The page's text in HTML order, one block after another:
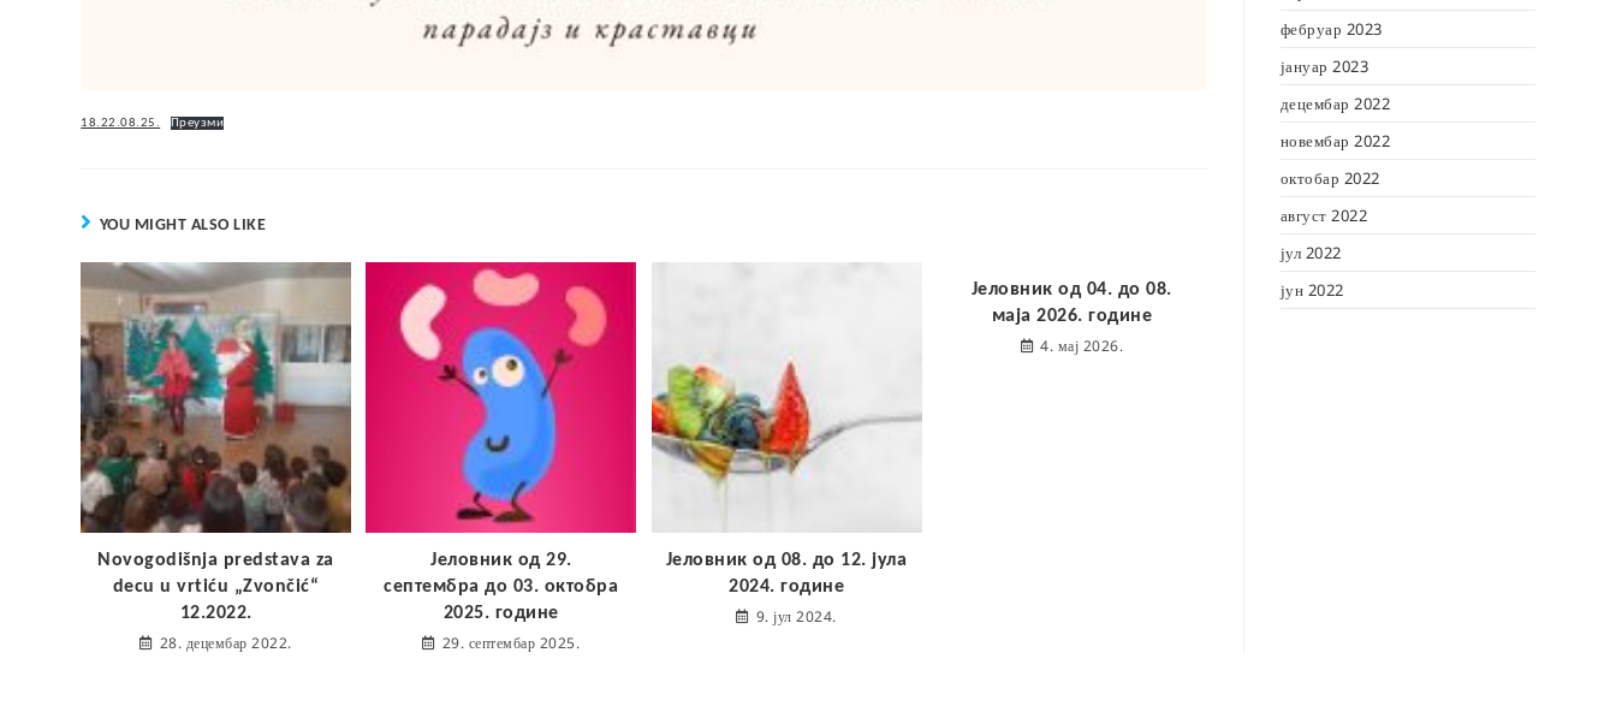
18.22.08.25. Преузми
YOU MIGHT ALSO LIKE
Novogodišnja predstava za
decu u vrtiću „Zvončić“
12.2022.
28. децембар 2022.
Јеловник од 29.
септембра до 03. октобра
2025. године
29. септембар 2025.
Јеловник од 08. до 12. јула
2024. године
9. јул 2024.
Јеловник од 04. до 08.
маја 2026. године
4. мај 2026.
фебруар 2023
јануар 2023
децембар 2022
новембар 2022
октобар 2022
август 2022
јул 2022
јун 2022